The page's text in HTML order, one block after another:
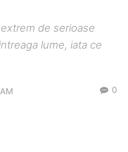
de serioase
lume, iata ce
0